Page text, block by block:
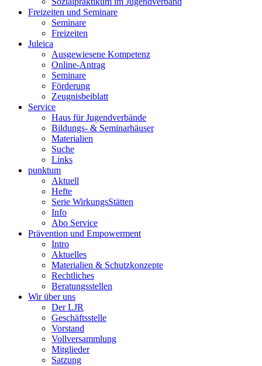
Freizeiten und Seminare
Seminare
Freizeiten
Juleica
Ausgewiesene Kompetenz
Online-Antrag
Seminare
Förderung
Zeugnisbeiblatt
Service
Haus für Jugendverbände
Bildungs- & Seminarhäuser
Materialien
Suche
Links
punktum
Aktuell
Hefte
Serie WirkungsStätten
Info
Abo Service
Prävention und Empowerment
Intro
Aktuelles
Materialien & Schutzkonzepte
Rechtliches
Beratungsstellen
Wir über uns
Der LJR
Geschäftsstelle
Vorstand
Vollversammlung
Mitglieder
Satzung